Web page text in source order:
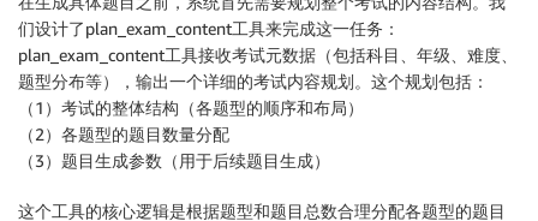
们设计了plan_exam_content工具来完成这一任务：
plan_exam_content工具接收考试元数据（包括科目、年级、难度、
题型分布等），输出一个详细的考试内容规划。这个规划包括：
（1）考试的整体结构（各题型的顺序和布局）
（2）各题型的题目数量分配
（3）题目生成参数（用于后续题目生成）
这个工具的核心逻辑是根据题型和题目总数合理分配各题型的题目